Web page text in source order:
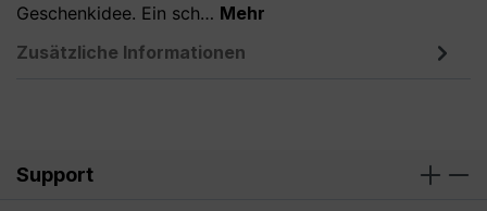
Geschenkidee. Ein sch… Mehr
Zusätzliche Informationen
Support